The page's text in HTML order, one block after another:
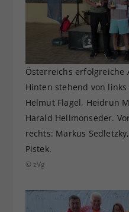
Österreichs erfolgreiche
Hinten stehend von
Helmut Flagel, Heidrun
Harald Hellmonseder.
rechts: Markus
Pistek.
© zVg